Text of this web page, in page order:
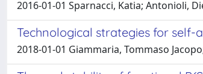
2016-01-01 Sparnacci, Katia; Antonioli,
Technological strategies for self-
2018-01-01 Giammaria, Tommaso